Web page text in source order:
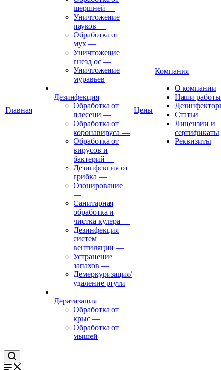
Главная
шершней —
Уничтожение
пауков —
Обработка от
мух —
Уничтожение
гнезд ос —
Уничтожение
муравьев
Дезинфекция
Обработка от
плесени —
Обработка от
коронавируса —
Обработка от
вирусов и
бактерий —
Дезинфекция от
грибка —
Озонирование
—
Санитарная
обработка и
чистка кулера —
Дезинфекция
систем
вентиляции —
Устранение
запахов —
Демеркуризация/
удаление ртути
Дератизация
Обработка от
крыс —
Обработка от
мышей
Цены
Компания
О компании
Наши работы
Статьи
Лицензии и
сертификаты
Реквизиты